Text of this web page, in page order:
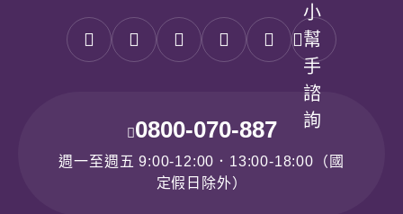
小
幫
手
諮
詢
0800-070-887
週一至週五 9:00-12:00．13:00-18:00（國
定假日除外）